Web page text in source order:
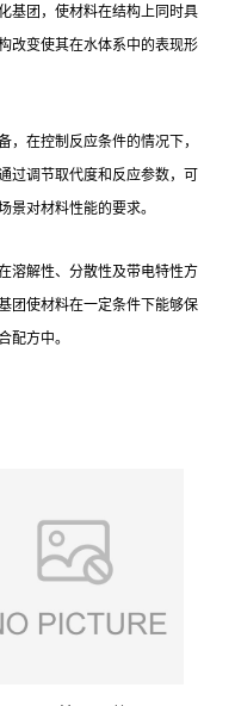
基团，使材料在结构上同时具
改变使其在水体系中的表现形
，在控制反应条件的情况下，
过调节取代度和反应参数，可
景对材料性能的要求。
溶解性、分散性及带电特性方
团使材料在一定条件下能够保
配方中。